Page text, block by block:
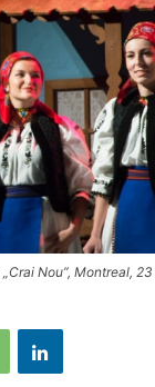
Nou”, Montreal, 23